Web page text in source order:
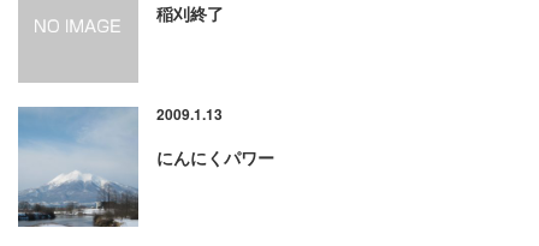
稲刈終了
2009.1.13
にんにくパワー